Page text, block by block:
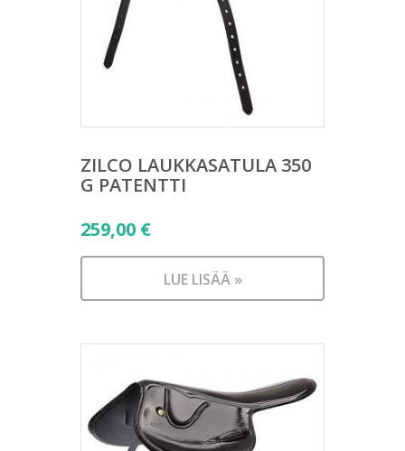
ZILCO LAUKKASATULA 350
G PATENTTI
259,00 €
LUE LISÄÄ »